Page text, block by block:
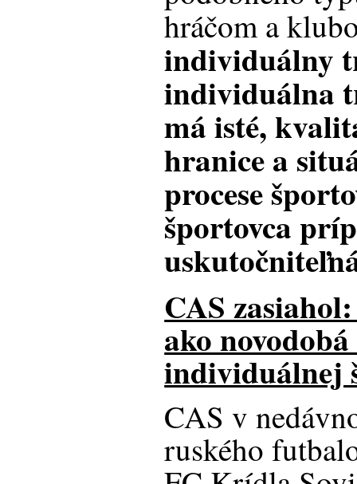
hráčom a
individuálny
individuálna
má isté,
hranice a
procese
športovca
CAS
ako
individuálnej
CAS v
ruského